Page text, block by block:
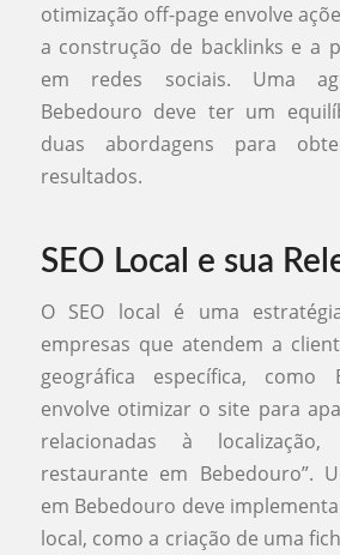
otimização off-page envolve
a construção de backlinks e a
em redes sociais. Uma
Bebedouro deve ter um
duas abordagens para
resultados.
SEO Local e sua
O SEO local é uma
empresas que atendem a
geográfica específica, como
envolve otimizar o site para
relacionadas à
restaurante em Bebedouro”.
em Bebedouro deve
local, como a criação de uma